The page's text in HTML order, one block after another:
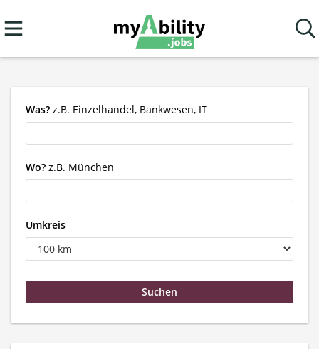
Was? z.B. Einzelhandel, Bankwesen, IT
Wo? z.B. München
Umkreis